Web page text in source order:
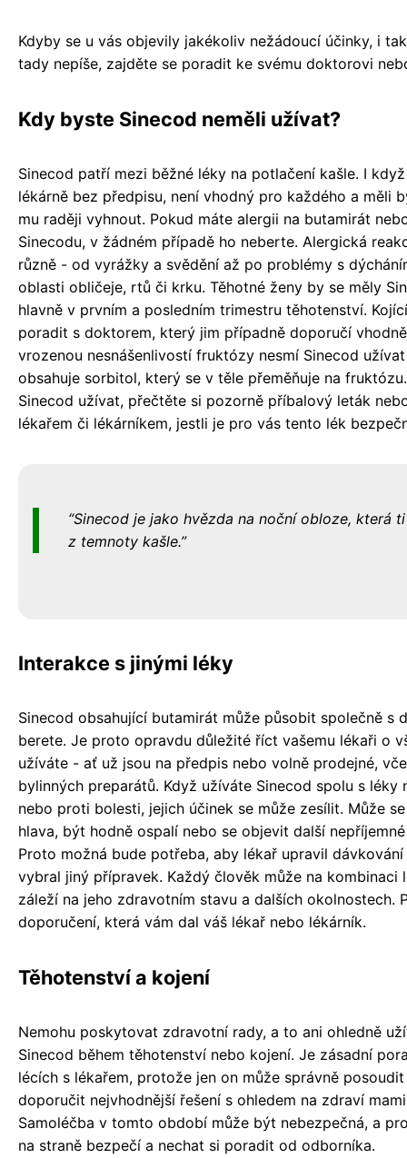
Kdyby se u vás objevily jakékoliv nežádoucí účinky, i
tady nepíše, zajděte se poradit ke svému doktorovi
Kdy byste Sinecod neměli užívat?
Sinecod patří mezi běžné léky na potlačení kašle. I
lékárně bez předpisu, není vhodný pro každého a měli
mu raději vyhnout. Pokud máte alergii na butamirát
Sinecodu, v žádném případě ho neberte. Alergická
různě - od vyrážky a svědění až po problémy s
oblasti obličeje, rtů či krku. Těhotné ženy by se měly
hlavně v prvním a posledním trimestru těhotenství.
poradit s doktorem, který jim případně doporučí
vrozenou nesnášenlivostí fruktózy nesmí Sinecod
obsahuje sorbitol, který se v těle přeměňuje na
Sinecod užívat, přečtěte si pozorně příbalový leták
lékařem či lékárníkem, jestli je pro vás tento lék
Sinecod je jako hvězda na noční obloze, která
z temnoty kašle.
Interakce s jinými léky
Sinecod obsahující butamirát může působit společně s
berete. Je proto opravdu důležité říct vašemu lékaři o
užíváte - ať už jsou na předpis nebo volně prodejné,
bylinných preparátů. Když užíváte Sinecod spolu s léky
nebo proti bolesti, jejich účinek se může zesílit. Může
hlava, být hodně ospalí nebo se objevit další
Proto možná bude potřeba, aby lékař upravil
vybral jiný přípravek. Každý člověk může na kombinaci
záleží na jeho zdravotním stavu a dalších okolnostech.
doporučení, která vám dal váš lékař nebo lékárník.
Těhotenství a kojení
Nemohu poskytovat zdravotní rady, a to ani ohledně
Sinecod během těhotenství nebo kojení. Je zásadní
lécích s lékařem, protože jen on může správně
doporučit nejvhodnější řešení s ohledem na zdraví
Samoléčba v tomto období může být nebezpečná, a
na straně bezpečí a nechat si poradit od odborníka.